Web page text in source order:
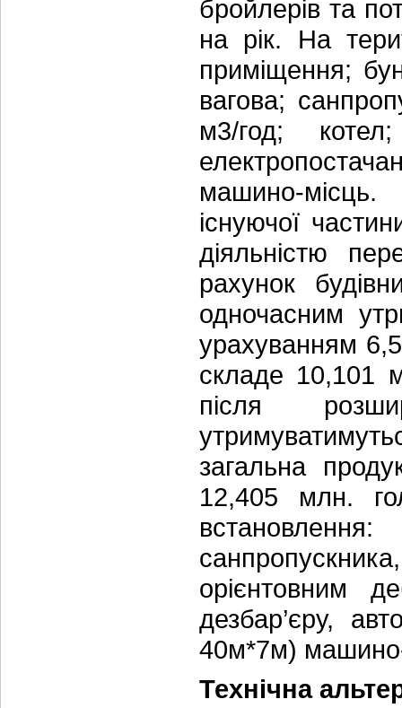
бройлерів та
на рік. На
приміщення;
вагова;
м3/год;
машино-місць.
існуючої
діяльністю
рахунок
одночасним
урахуванням 6,5
складе 10,101
після
загальна
12,405 млн.
орієнтовним
дезбар’єру,
40м*7м) машино-
Технічна